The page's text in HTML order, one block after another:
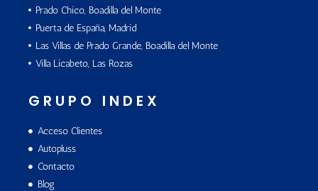
Prado Chico, Boadilla del Monte
Puerta de España, Madrid
Las Villas de Prado Grande, Boadilla del Monte
Villa Licabeto, Las Rozas
GRUPO INDEX
Acceso Clientes
Autopluss
Contacto
Blog